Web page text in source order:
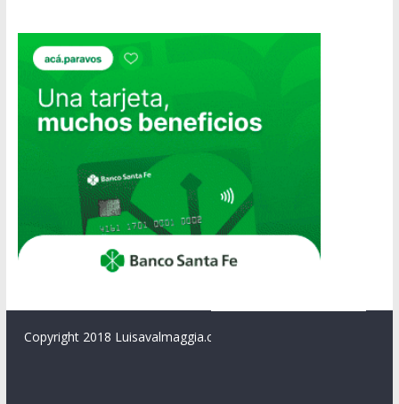
Copyright 2018 Luisavalmaggia.com